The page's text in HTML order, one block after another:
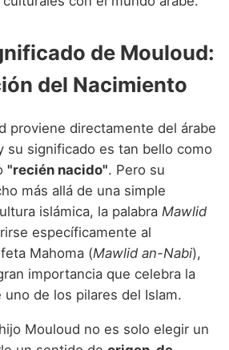
niño que empiezan por T
niño que empiezan por U
niño que empiezan por V
niño que empiezan por W
de niño que empiezan por X
niño que empiezan por Y
de niño que empiezan por Z
de Niño Suecos
de Mouloud:
del Nacimiento
proviene directamente del árabe
su significado es tan bello como
"recién nacido". Pero su
más allá de una simple
islámica, la palabra Mawlid
específicamente al
Mahoma (Mawlid an-Nabi),
importancia que celebra la
de los pilares del Islam.
Mouloud no es solo elegir un